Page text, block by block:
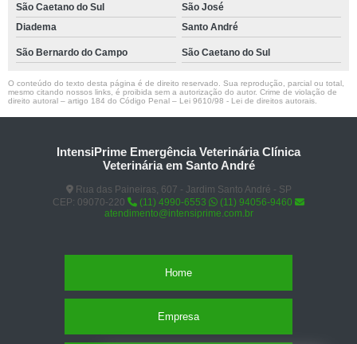
São Caetano do Sul
São José
Diadema
Santo André
São Bernardo do Campo São Caetano do Sul
O conteúdo do texto desta página é de direito reservado. Sua reprodução, parcial ou total,
mesmo citando nossos links, é proibida sem a autorização do autor. Crime de violação de
direito autoral – artigo 184 do Código Penal – Lei 9610/98 - Lei de direitos autorais
IntensiPrime Emergência Veterinária Clínica
Veterinária em Santo André
Rua das Paineiras, 607 - Jardim Santo André - SP
CEP: 09070-220
(11) 4990-6553
(11) 94056-9460
atendimento@intensiprime.com.br
Home
Empresa